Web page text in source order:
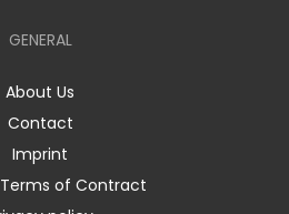
GENERAL
About Us
Contact
Imprint
of Contract